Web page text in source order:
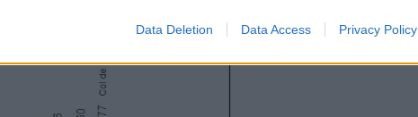
Data Deletion Data Access Privacy Policy